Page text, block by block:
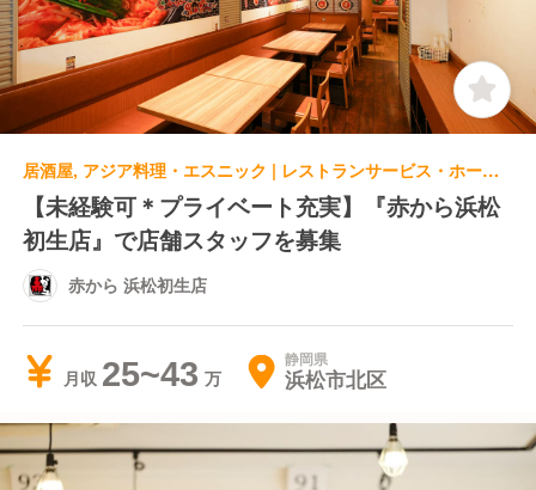
居酒屋, アジア料理・エスニック | レストランサービス・ホールスタッフ | 赤から 浜松初生店
【未経験可＊プライベート充実】『赤から浜松
初生店』で店舗スタッフを募集
赤から 浜松初生店
月収 25~43 静岡県
浜松市北区